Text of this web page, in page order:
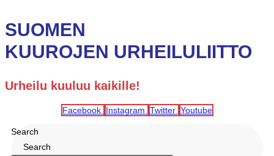
SUOMEN
KUUROJEN URHEILULIITTO
Urheilu kuuluu kaikille!
Facebook Instagram Twitter Youtube
Search
Search